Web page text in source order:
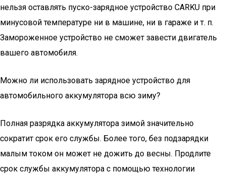
нельзя оставлять пуско-зарядное устройство CARKU при
минусовой температуре ни в машине, ни в гараже и т. п.
Замороженное устройство не сможет завести двигатель
вашего автомобиля.
Можно ли использовать зарядное устройство для
автомобильного аккумулятора всю зиму?
Полная разрядка аккумулятора зимой значительно
сократит срок его службы. Более того, без подзарядки
малым током он может не дожить до весны. Продлите
срок службы аккумулятора с помощью технологии